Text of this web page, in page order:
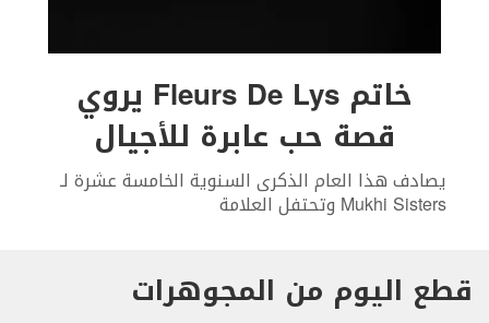
خاتم Fleurs De Lys يروي
قصة حب عابرة للأجيال
يصادف هذا العام الذكرى السنوية الخامسة عشرة لـ
Mukhi Sisters وتحتفل العلامة
قطع اليوم من المجوهرات